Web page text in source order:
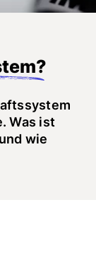
Was ist
wie